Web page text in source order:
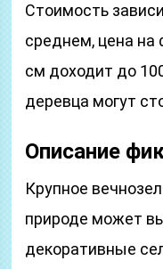
Стоимость
среднем, цена
см доходит до
деревца могут
Описание
Крупное
природе может
декоративные